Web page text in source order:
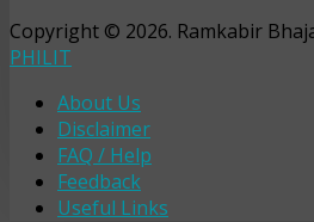
Copyright © 2026. Ramkabir
PHILIT
About Us
Disclaimer
FAQ / Help
Feedback
Useful Links